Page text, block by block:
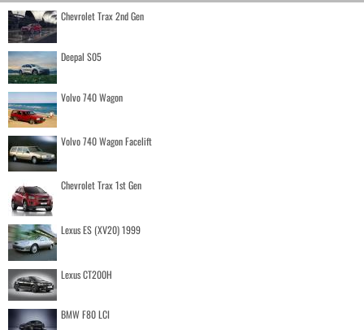
Chevrolet Trax 2nd Gen
Deepal S05
Volvo 740 Wagon
Volvo 740 Wagon Facelift
Chevrolet Trax 1st Gen
Lexus ES (XV20) 1999
Lexus CT200H
BMW F80 LCI